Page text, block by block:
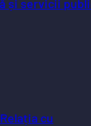
și servicii
cu